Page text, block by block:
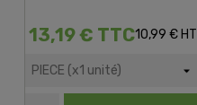
13,19 € TTC10,99 € HT